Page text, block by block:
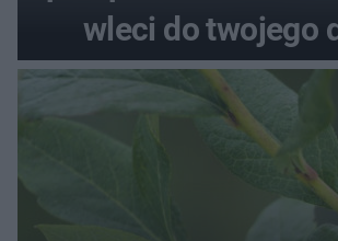
wleci do twojego